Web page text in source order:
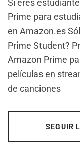
Si eres
Prime para
en Amazon.es
Prime Student?
Amazon Prime
películas en
de canciones
SEGUIR